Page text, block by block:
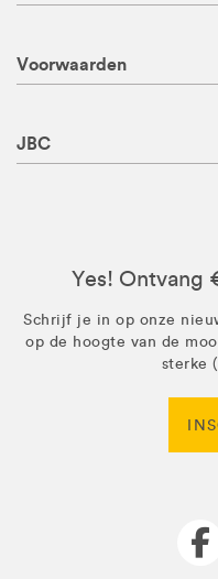
Voorwaarden
JBC
Yes! Ontvang
Schrijf je in op onze
op de hoogte van de
sterke